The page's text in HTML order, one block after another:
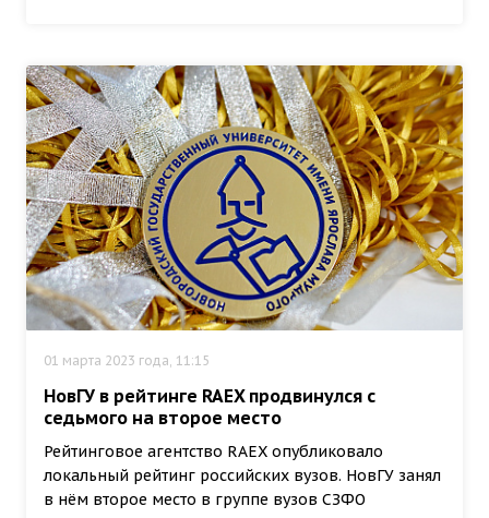
01 марта 2023 года, 11:15
НовГУ в рейтинге RAEX продвинулся с
седьмого на второе место
Рейтинговое агентство RAEX опубликовало
локальный рейтинг российских вузов. НовГУ занял
в нём второе место в группе вузов СЗФО